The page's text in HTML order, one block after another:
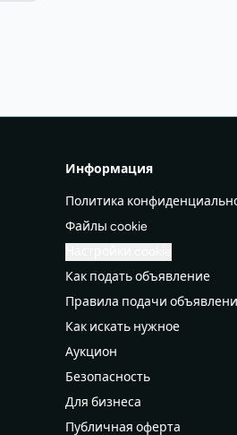
Информация
Политика
Файлы cookie
Как подать объявление
Правила подачи
Как искать нужное
Аукцион
Безопасность
Для бизнеса
Публичная оферта